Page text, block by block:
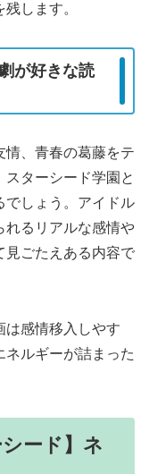
します。
が好きな読
情、青春の葛藤をテ
ターシード学園と
でしょう。アイドル
れるリアルな感情や
見ごたえある内容で
は感情移入しやす
ネルギーが詰まった
ード】ネ